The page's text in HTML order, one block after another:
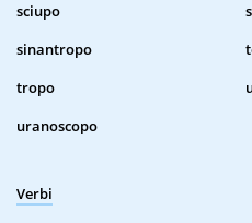
sciupo
sinantropo
tropo
uranoscopo
Verbi